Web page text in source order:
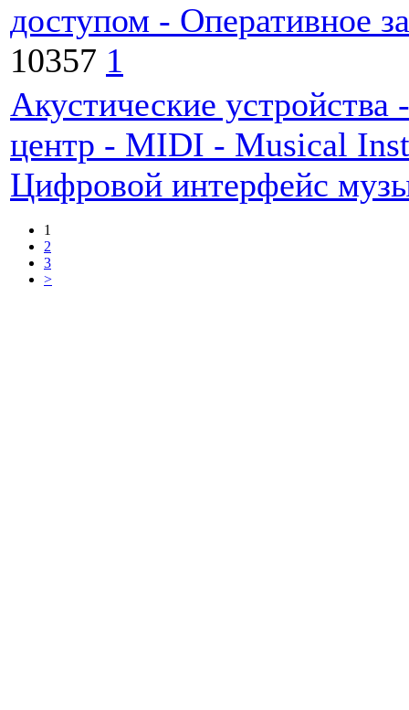
доступом - Оперативное
10357 1
Акустические
центр - MIDI - Musical
Цифровой интерфейс
1
2
3
>